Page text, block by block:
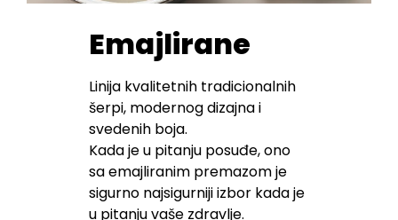
Emajlirane
Linija kvalitetnih tradicionalnih
šerpi, modernog dizajna i
svedenih boja.
Kada je u pitanju posuđe, ono
sa emajliranim premazom je
sigurno najsigurniji izbor kada je
u pitanju vaše zdravlje.